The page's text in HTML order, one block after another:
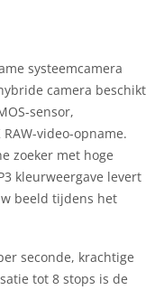
systeemcamera
camera beschikt
sensor,
video-opname.
zoeker met hoge
kleurweergave levert
beeld tijdens het
seconde, krachtige
tot 8 stops is de